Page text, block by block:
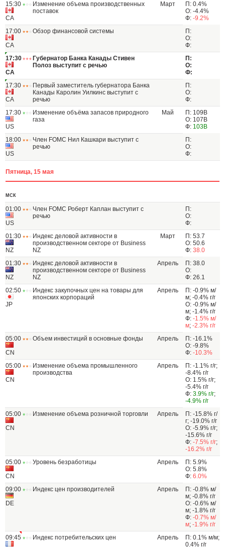
15:30
CA
Изменение объема производственных
поставок
Март
П: 0.4%
О: -4.4%
Ф: -9.2%
17:00
CA
Обзор финансовой системы
П:
О:
Ф:
17:30
CA
Губернатор Банка Канады Стивен
Полоз выступит с речью
П:
О:
Ф:
17:30
CA
Первый заместитель губернатора Банка
Канады Каролин Уилкинс выступит с
речью
П:
О:
Ф:
17:30
US
Изменение объёма запасов природного
газа
Май
П: 109B
О: 107B
Ф: 103B
18:00
US
Член FOMC Нил Кашкари выступит с
речью
П:
О:
Ф:
Пятница, 15 мая
МСК
01:00
US
Член FOMC Роберт Каплан выступит с
речью
П:
О:
Ф:
01:30
NZ
Индекс деловой активности в
производственном секторе от Business
NZ
Март
П: 53.7
О: 50.6
Ф: 38.0
01:30
NZ
Индекс деловой активности в
производственном секторе от Business
NZ
Апрель
П: 38.0
О:
Ф: 26.1
02:50
JP
Индекс закупочных цен на товары для
японских корпораций
Апрель
П: -0.9% м/
м; -0.4% г/г
О: -0.9% м/
м; -1.4% г/г
Ф: -1.5% м/
м; -2.3% г/г
05:00
CN
Объем инвестиций в основные фонды Апрель
П: -16.1%
О: -9.8%
Ф: -10.3%
05:00
CN
Изменение объема промышленного
производства
Апрель
П: -1.1% г/г;
-8.4% г/г
О: 1.5% г/г;
-5.4% г/г
Ф: 3.9% г/г;
-4.9% г/г
05:00
CN
Изменение объема розничной торговли Апрель
П: -15.8% г/
г; -19.0% г/г
О: -5.9% г/г;
-15.6% г/г
Ф: -7.5% г/г;
-16.2% г/г
05:00
CN
Уровень безработицы Апрель
П: 5.9%
О: 5.8%
Ф: 6.0%
09:00
DE
Индекс цен производителей Апрель
П: -0.8% м/
м; -0.8% г/г
О: -0.6% м/
м; -1.8% г/г
Ф: -0.7% м/
м; -1.9% г/г
09:45
Индекс потребительских цен Апрель
П: 0.1% м/м;
0.4% г/г